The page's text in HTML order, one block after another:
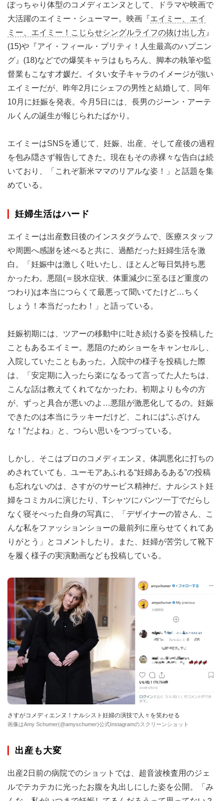
ぽっちゃり体型のコメディエンヌとして、ドラマや映画で
大活躍のエイミー・シューマー。映画『 エイミー、エイ
ミー、エイミー！こじらせシングルライフの抜け出し方』
(15)や『アイ・フィール・プリティ！人生最高のハプニン
グ』(18)などでの爆笑キャラはもちろん、脚本の執筆や監
督業もこなす才媛だ。イタい女子キャラのイメージが強い
エイミーだが、昨年2月にシェフの男性と結婚して、同年
10月に妊娠を発表。今月5日には、長男のジーン・アーテ
ルくんの誕生が報じられたばかり。
エイミーはSNSを通じて、妊娠、出産、そして産後の過程
を包み隠さず報告してきた。現在もその赤裸々な告白は続
いており、「これぞ新米ママのリアルな姿！」と話題を集
めている。
妊婦生活はハード
エイミーは出産数日後のインスタグラムで、医療スタッフ
や周囲へ感謝を述べると共に、過酷だった妊婦生活を激
白。「妊娠中は激しく吐いたし、ほとんど毎日気持ち悪
かったわ。悪阻(＝脱水症状、体重減少に至るほど重度の
つわり)は本当につらくて最悪って聞いてたけど…ちく
しょう！本当だったわ！」と語っている。
妊娠初期には、ツアーの移動中に吐き続ける姿を投稿した
こともあるエイミー。悪阻のためショーをキャンセルし、
入院していたこともあった。入院中の様子を投稿した際
は、「安定期に入ったら楽になるって言ってた人たちは、
こんな話は教えてくれてなかったわ。初期よりも今の方
が、ずっと具合が悪いのよ…悪阻が激悪化してるの。妊娠
できたのは本当にラッキーだけど、これには“ふざけん
な！”だよね」と、つらい思いをつづっている。
しかし、そこはプロのコメディエンヌ。体調悪化に打ちの
めされていても、ユーモアあふれる“妊婦あるある”の投稿
も忘れないのは、さすがのサービス精神だ。ナルシスト妊
婦をコミカルに演じたり、Tシャツにパンツ一丁でだらし
なく寝そべった自身の写真に、「デザイナーの皆さん、こ
んな私をファッションショーの最前列に座らせてくれてあ
りがとう」とコメントしたり。また、妊婦が苦労して靴下
を履く様子の実演動画なども投稿している。
さすがコメディエンヌ！ナルシスト妊婦の演技で人々を笑わせる
画像はAmy Schumer(@amyschumer)公式Instagramのスクリーンショット
出産も大変
出産2日前の病院でのショットでは、超音波検査用のジェ
ルでテカテカに光ったお腹を丸出しにした姿を公開。「み